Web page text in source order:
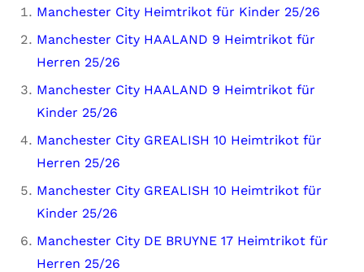
Manchester City Heimtrikot für Kinder 25/26
Manchester City HAALAND 9 Heimtrikot für
Herren 25/26
Manchester City HAALAND 9 Heimtrikot für
Kinder 25/26
Manchester City GREALISH 10 Heimtrikot für
Herren 25/26
Manchester City GREALISH 10 Heimtrikot für
Kinder 25/26
Manchester City DE BRUYNE 17 Heimtrikot für
Herren 25/26